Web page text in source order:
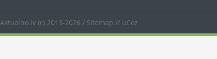
Aktualno.lv (c) 2013-2026 / Sitemap // uCoz